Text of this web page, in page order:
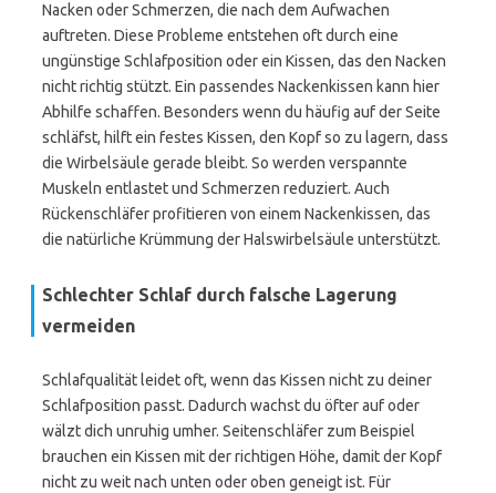
Nacken oder Schmerzen, die nach dem Aufwachen
auftreten. Diese Probleme entstehen oft durch eine
ungünstige Schlafposition oder ein Kissen, das den Nacken
nicht richtig stützt. Ein passendes Nackenkissen kann hier
Abhilfe schaffen. Besonders wenn du häufig auf der Seite
schläfst, hilft ein festes Kissen, den Kopf so zu lagern, dass
die Wirbelsäule gerade bleibt. So werden verspannte
Muskeln entlastet und Schmerzen reduziert. Auch
Rückenschläfer profitieren von einem Nackenkissen, das
die natürliche Krümmung der Halswirbelsäule unterstützt.
Schlechter Schlaf durch falsche Lagerung
vermeiden
Schlafqualität leidet oft, wenn das Kissen nicht zu deiner
Schlafposition passt. Dadurch wachst du öfter auf oder
wälzt dich unruhig umher. Seitenschläfer zum Beispiel
brauchen ein Kissen mit der richtigen Höhe, damit der Kopf
nicht zu weit nach unten oder oben geneigt ist. Für